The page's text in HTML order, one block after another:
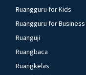
Ruangguru for Kids
Ruangguru for Business
Ruanguji
Ruangbaca
Ruangkelas